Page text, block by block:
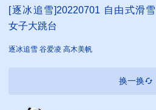
[逐冰追雪]20220701 自由式滑雪
女子大跳台
逐冰追雪 谷爱凌 高木美帆
换一换